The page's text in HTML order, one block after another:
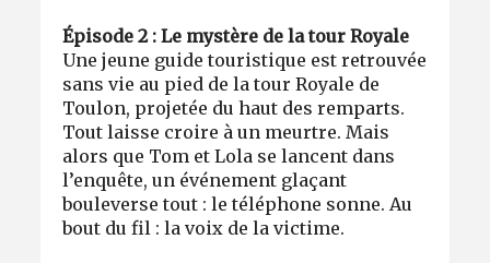
Épisode 2 : Le mystère de la tour Royale
Une jeune guide touristique est retrouvée
sans vie au pied de la tour Royale de
Toulon, projetée du haut des remparts.
Tout laisse croire à un meurtre. Mais
alors que Tom et Lola se lancent dans
l’enquête, un événement glaçant
bouleverse tout : le téléphone sonne. Au
bout du fil : la voix de la victime.